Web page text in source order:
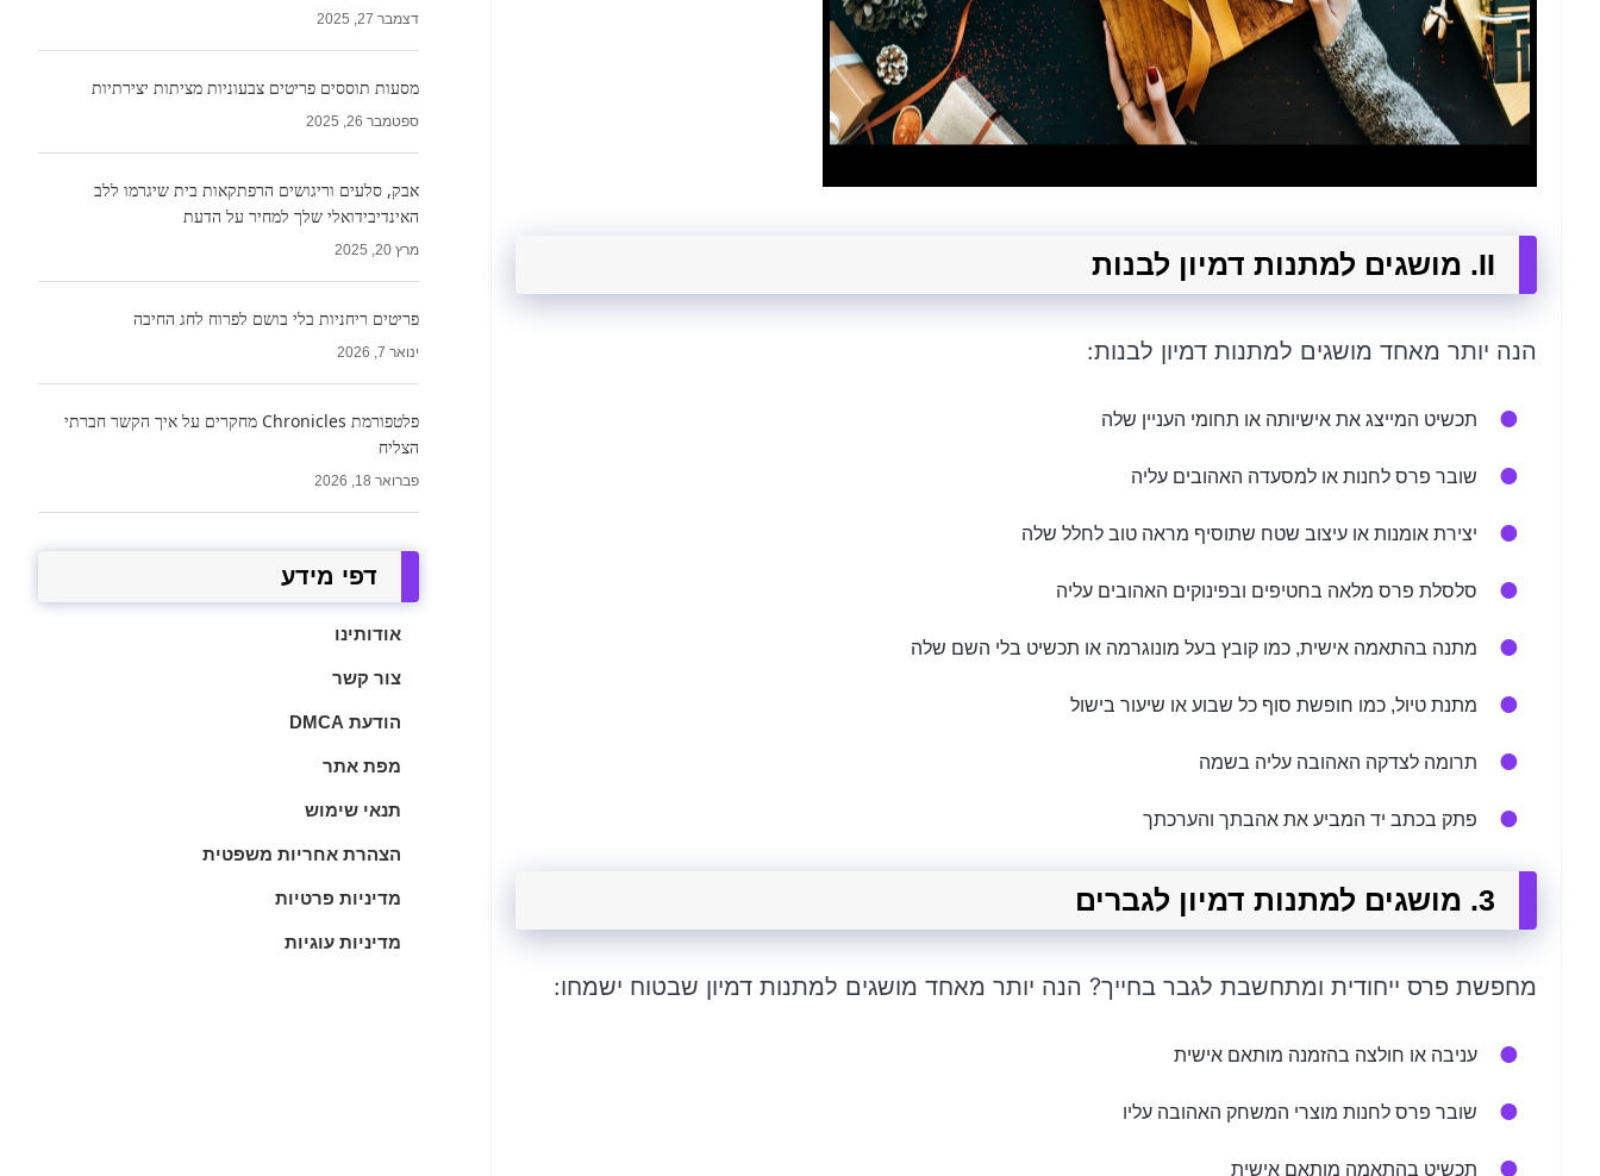
II. מושגים למתנות דמיון לבנות
הנה יותר מאחד מושגים למתנות דמיון לבנות:
תכשיט המייצג את אישיותה או תחומי העניין שלה
שובר פרס לחנות או למסעדה האהובים עליה
יצירת אומנות או עיצוב שטח שתוסיף מראה טוב לחלל שלה
סלסלת פרס מלאה בחטיפים ובפינוקים האהובים עליה
מתנה בהתאמה אישית, כמו קובץ בעל מונוגרמה או תכשיט בלי השם שלה
מתנת טיול, כמו חופשת סוף כל שבוע או שיעור בישול
תרומה לצדקה האהובה עליה בשמה
פתק בכתב יד המביע את אהבתך והערכתך
3. מושגים למתנות דמיון לגברים
מחפשת פרס ייחודית ומתחשבת לגבר בחייך? הנה יותר מאחד מושגים למתנות דמיון שבטוח ישמחו:
עניבה או חולצה בהזמנה מותאם אישית
שובר פרס לחנות מוצרי המשחק האהובה עליו
תכשיט בהתאמה מותאם אישית
דצמבר 27, 2025
מסעות תוססים פריטים צבעוניות מציתות יצירתיות
ספטמבר 26, 2025
אבק, סלעים וריגושים הרפתקאות בית שיגרמו ללב
האינדיבידואלי שלך למחיר על הדעת
מרץ 20, 2025
פריטים ריחניות בלי בושם לפרוח לחג החיבה
ינואר 7, 2026
פלטפורמת Chronicles מחקרים על איך הקשר חברתי
הצליח
פברואר 18, 2026
דפי מידע
אודותינו
צור קשר
הודעת DMCA
מפת אתר
תנאי שימוש
הצהרת אחריות משפטית
מדיניות פרטיות
מדיניות עוגיות